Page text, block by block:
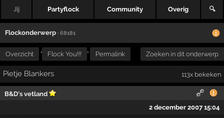
Jij Partyflock Community Overig 🔍
Flockonderwerp · 68181
Overzicht " Flock You!!! " Permalink Zoeken in dit onderwerp
Pietje Blankers 113x bekeken
B&D's vetland
2 december 2007 15:04